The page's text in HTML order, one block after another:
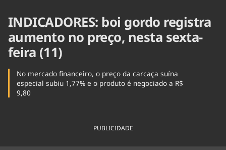
INDICADORES: boi gordo registra
aumento no preço, nesta sexta-
feira (11)
No mercado financeiro, o preço da carcaça suína
especial subiu 1,77% e o produto é negociado a R$
9,80
PUBLICIDADE